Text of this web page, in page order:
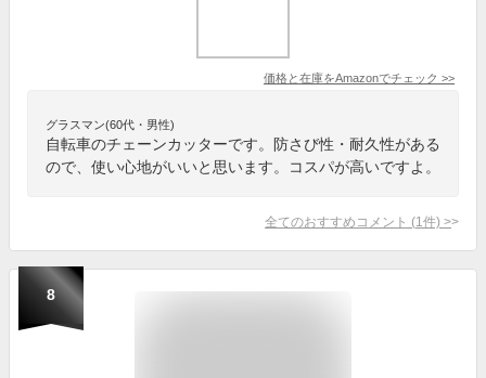
価格と在庫をAmazonでチェック >>
グラスマン(60代・男性)
自転車のチェーンカッターです。防さび性・耐久性がある
ので、使い心地がいいと思います。コスパが高いですよ。
全てのおすすめコメント (1 件) >
8